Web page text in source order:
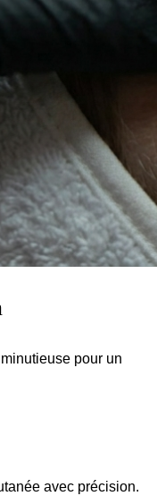
pour un
avec précision.